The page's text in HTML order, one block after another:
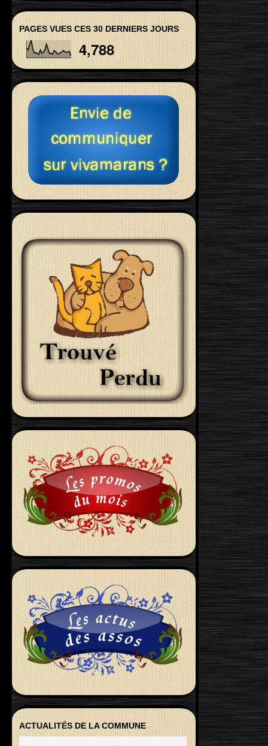
PAGES VUES CES 30 DERNIERS JOURS
4,788
ACTUALITÉS DE LA COMMUNE